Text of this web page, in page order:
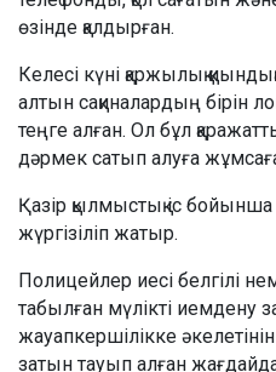
өзінде қалдырған.
Келесі күні қаржылық
алтын сақиналардың бірін
теңге алған. Ол бұл
дәрмек сатып алуға
Қазір қылмыстық іс
жүргізіліп жатыр.
Полицейлер иесі белгілі
табылған мүлікті иемдену
жауапкершілікке
затын тауып алған